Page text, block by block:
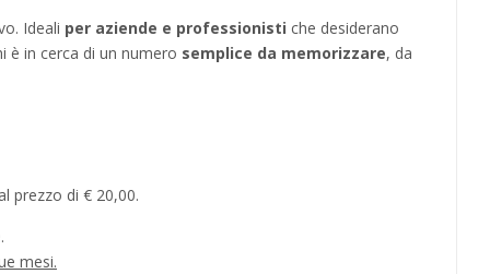
Ideali per aziende e professionisti che desiderano
è in cerca di un numero semplice da memorizzare, da
prezzo di € 20,00.
mesi.